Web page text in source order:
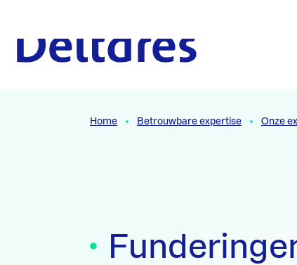
Home Betrouwbare expertise Onze